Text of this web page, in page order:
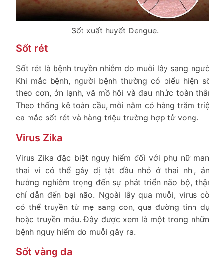
Sốt xuất huyết Dengue.
Sốt rét
Sốt rét là bệnh truyền nhiễm do muỗi lây sang người.
Khi mắc bệnh, người bệnh thường có biểu hiện sốt
theo cơn, ớn lạnh, vã mồ hôi và đau nhức toàn thân.
Theo thống kê toàn cầu, mỗi năm có hàng trăm triệu
ca mắc sốt rét và hàng triệu trường hợp tử vong.
Virus Zika
Virus Zika đặc biệt nguy hiểm đối với phụ nữ mang
thai vì có thể gây dị tật đầu nhỏ ở thai nhi, ảnh
hưởng nghiêm trọng đến sự phát triển não bộ, thậm
chí dẫn đến bại não. Ngoài lây qua muỗi, virus còn
có thể truyền từ mẹ sang con, qua đường tình dục
hoặc truyền máu. Đây được xem là một trong những
bệnh nguy hiểm do muỗi gây ra.
Sốt vàng da